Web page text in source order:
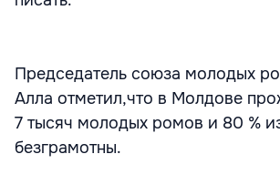
Председатель союза молодых
Алла отметил,что в Молдове
7 тысяч молодых ромов и 80 %
безграмотны.